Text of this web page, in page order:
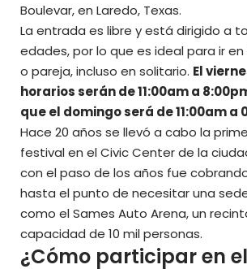
Boulevar, en Laredo, Texas.
La entrada es libre y está dirigido a
edades, por lo que es ideal para ir
o pareja, incluso en solitario. El
horarios serán de 11:00am a
que el domingo será de 11:00am a
Hace 20 años se llevó a cabo la
festival en el Civic Center de la
con el paso de los años fue
hasta el punto de necesitar una
como el Sames Auto Arena, un
capacidad de 10 mil personas.
¿Cómo participar en el